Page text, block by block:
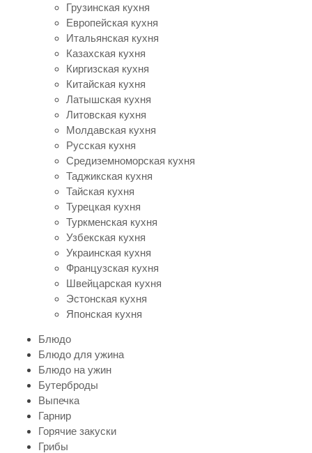
Грузинская кухня
Европейская кухня
Итальянская кухня
Казахская кухня
Киргизская кухня
Китайская кухня
Латышская кухня
Литовская кухня
Молдавская кухня
Русская кухня
Средиземноморская кухня
Таджикская кухня
Тайская кухня
Турецкая кухня
Туркменская кухня
Узбекская кухня
Украинская кухня
Французская кухня
Швейцарская кухня
Эстонская кухня
Японская кухня
Блюдо
Блюдо для ужина
Блюдо на ужин
Бутерброды
Выпечка
Гарнир
Горячие закуски
Грибы